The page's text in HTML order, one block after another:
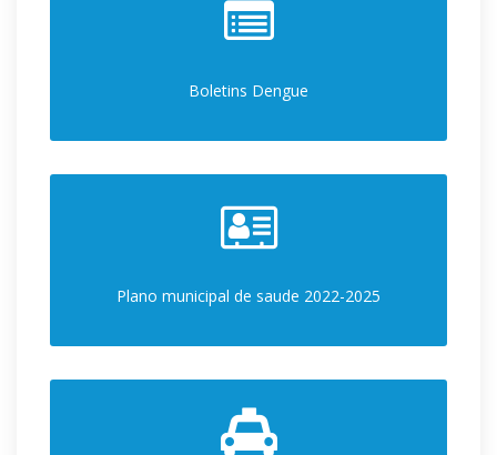
Boletins Dengue
Plano municipal de saude 2022-2025